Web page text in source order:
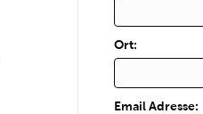
Ort:
Email Adresse: